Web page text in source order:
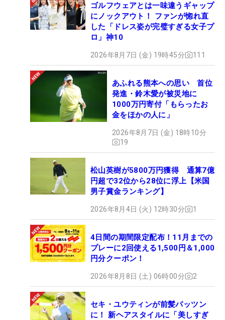
ゴルフウェアとは一味違うギャップ
にノックアウト！ ファンが惚れ直
した「ドレス姿が完璧すぎる女子プ
ロ」神10
2026年8月7日 (金) 19時45分 111
あふれる熊本への思い 首位
発進・鈴木愛が被災地に
1000万円寄付「もらったお
金をほかの人に」
2026年8月7日 (金) 18時10分
19
松山英樹が5800万円獲得 通算7億
円超で32位から28位に浮上【米国
男子賞金ランキング】
2026年8月4日 (火) 12時30分 1
4日間の期間限定配布！11月までの
プレーに2回使える1,500円＆1,000
円分クーポン！
2026年8月8日 (土) 06時00分 2
セキ・ユウティンが前髪パッツン
に！ 新ヘアスタイルに「美しすぎ